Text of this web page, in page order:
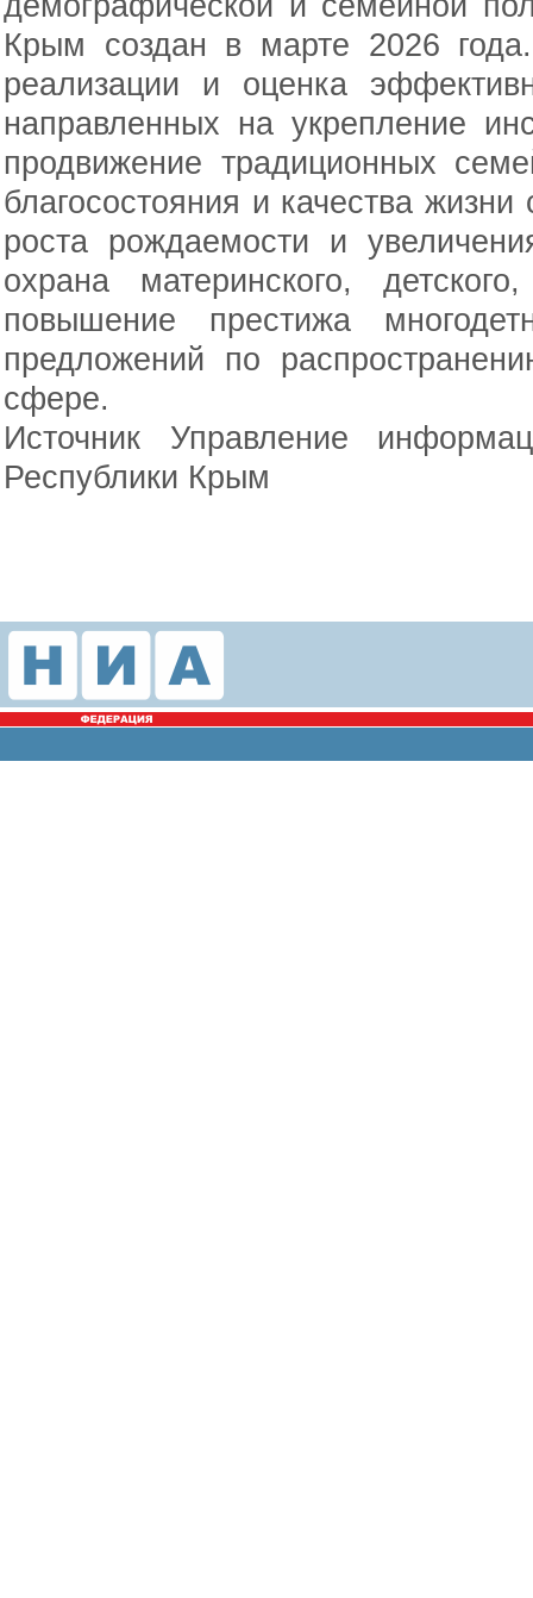
Крым создан в марте 2026
реализации и оценка
направленных на укрепление
продвижение традиционных
благосостояния и качества
роста рождаемости и
охрана материнского,
повышение престижа
предложений по
сфере.
Источник Управление
Республики Крым